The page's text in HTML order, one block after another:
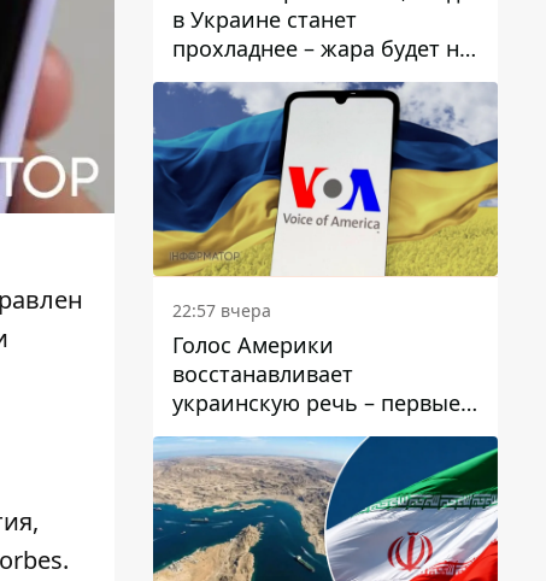
в Украине станет
прохладнее – жара будет не
долго
22:57 вчера
Голос Америки
восстанавливает
украинскую речь – первые
эфиры ожидаются на
следующей неделе